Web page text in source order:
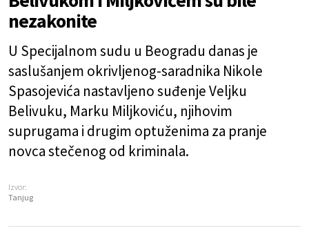
nezakonite
U Specijalnom sudu u Beogradu danas je
saslušanjem okrivljenog-saradnika Nikole
Spasojevića nastavljeno suđenje Veljku
Belivuku, Marku Miljkoviću, njihovim
suprugama i drugim optuženima za pranje
novca stečenog od kriminala.
Izvor:
Tanjug